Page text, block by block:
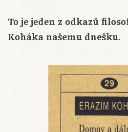
To je jeden z odkazů
Koháka našemu dnešku.